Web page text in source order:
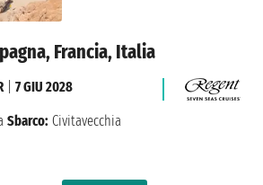
Francia, Italia
7 GIU 2028
Sbarco: Civitavecchia